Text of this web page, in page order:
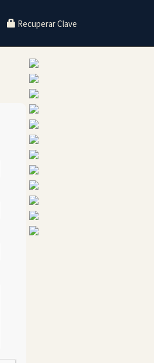
Recuperar Clave